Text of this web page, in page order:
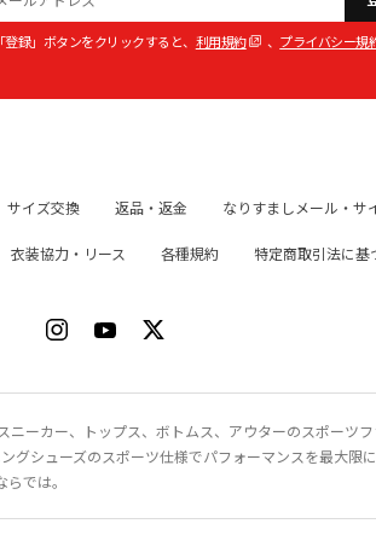
録」ボタンをクリックすると、 利用規約 、 プライバシー規
サイズ交換 返品・返金 なりすましメール・サ
衣装協力・リース 各種規約 特定商取引法に基
ーカー、トップス、ボトムス、アウターのスポーツ
グシューズのスポーツ仕様でパフォーマンスを最大限
では。